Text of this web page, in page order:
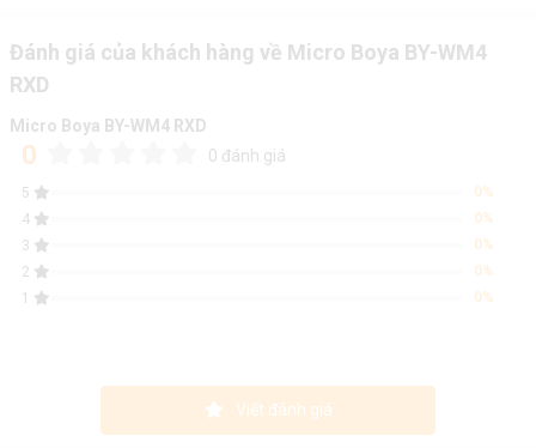
Đánh giá của khách hàng về Micro Boya BY-WM4
RXD
Micro Boya BY-WM4 RXD
0 0 đánh giá
5
0%
4
0%
3
0%
2
0%
1
0%
Viết đánh giá